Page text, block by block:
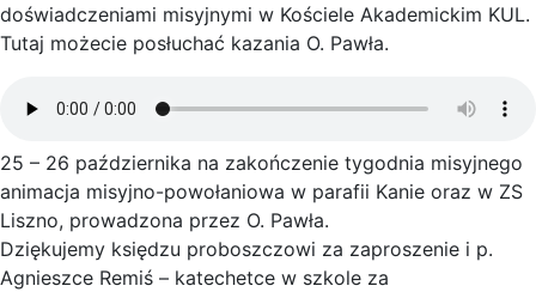
doświadczeniami misyjnymi w Kościele Akademickim KUL.
Tutaj możecie posłuchać kazania O. Pawła.
25 – 26 października na zakończenie tygodnia misyjnego
animacja misyjno-powołaniowa w parafii Kanie oraz w ZS
Liszno, prowadzona przez O. Pawła.
Dziękujemy księdzu proboszczowi za zaproszenie i p.
Agnieszce Remiś – katechetce w szkole za